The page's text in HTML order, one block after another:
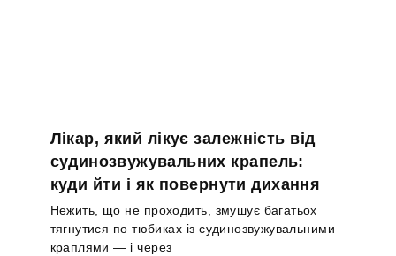
Лікар, який лікує залежність від
судинозвужувальних крапель:
куди йти і як повернути дихання
Нежить, що не проходить, змушує багатьох
тягнутися по тюбиках із судинозвужувальними
краплями — і через